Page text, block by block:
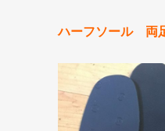
ハーフソール 両